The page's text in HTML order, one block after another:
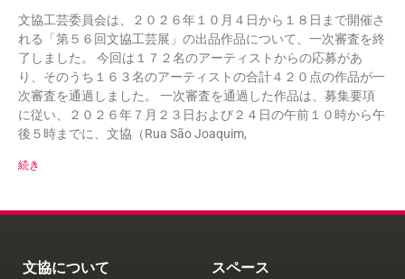
文協工芸委員会は、２０２６年１０月４日から１８日まで開催さ
れる「第５６回文協工芸展」の出品作品について、一次審査を終
了しました。 今回は１７２名のアーティストからの応募があ
り、そのうち１６３名のアーティストの合計４２０点の作品が一
次審査を通過しました。 一次審査を通過した作品は、募集要項
に従い、２０２６年７月２３日および２４日の午前１０時から午
後５時までに、文協（Rua São Joaquim,
続き
文協について スペース